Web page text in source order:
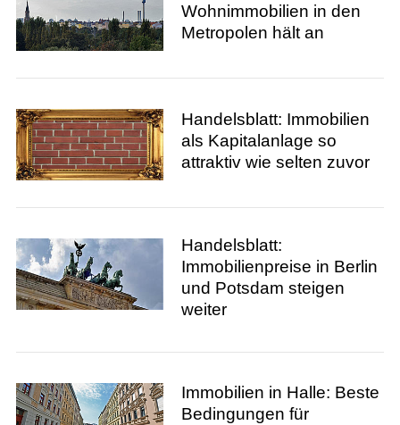
Wohnimmobilien in den
Metropolen hält an
Handelsblatt: Immobilien
als Kapitalanlage so
attraktiv wie selten zuvor
Handelsblatt:
Immobilienpreise in Berlin
und Potsdam steigen
weiter
Immobilien in Halle: Beste
Bedingungen für